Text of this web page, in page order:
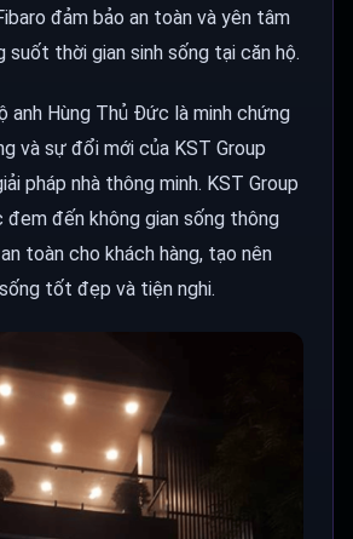
đảm bảo an toàn và yên tâm
suốt thời gian sinh sống tại căn hộ.
anh Hùng Thủ Đức là minh chứng
và sự đổi mới của KST Group
pháp nhà thông minh. KST Group
đến không gian sống thông
toàn cho khách hàng, tạo nên
tốt đẹp và tiện nghi.